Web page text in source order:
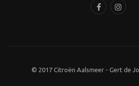
© 2017 Citroën Aalsmeer - Gert de